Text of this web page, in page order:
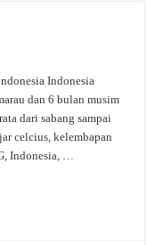
Indonesia
dan 6 bulan musim
dari sabang sampai
celcius, kelembapan
Indonesia, …